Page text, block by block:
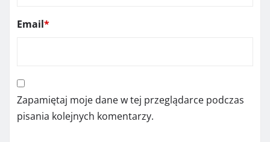
Email*
Zapamiętaj moje dane w tej przeglądarce podczas
pisania kolejnych komentarzy.